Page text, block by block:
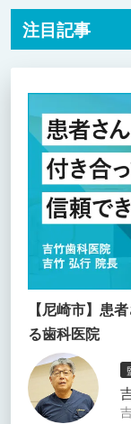
注目記事
【尼崎市】患
る歯科医院